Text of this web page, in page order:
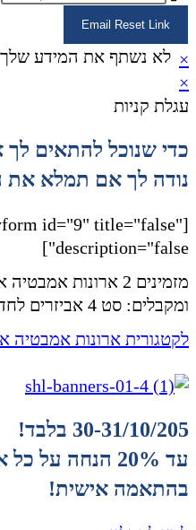
Email Reset Link
לא נשתף את המידע ×
×
עגלת קניות
כדי שנוכל להתאים
נודה לך אם תמלא את
id="9" title="false"
description="false"]
ומקבלים: סט 4 אביזרים לחדר האמבטיה בשווי 786 ש"ח!
לקטגורית ארונות אמבטיה
30-31/10/205 בלבד!
עד 20% הנחה
בהתאמה אישית!